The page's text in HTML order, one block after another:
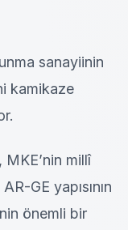
sanayiinin
kamikaze
millî
GE yapısının
önemli bir